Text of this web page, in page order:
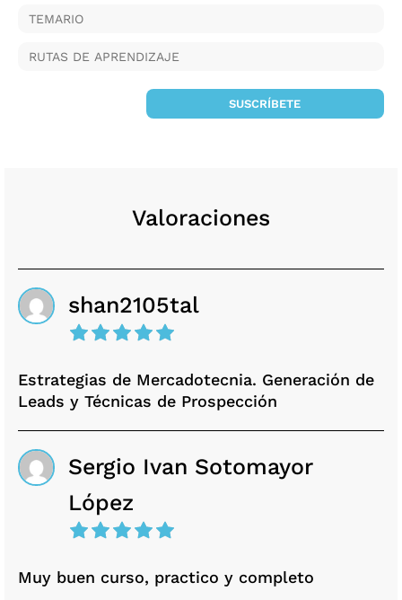
TEMARIO
RUTAS DE APRENDIZAJE
SUSCRÍBETE
Valoraciones
shan2105tal
Estrategias de Mercadotecnia. Generación de
Leads y Técnicas de Prospección
Sergio Ivan Sotomayor
López
Muy buen curso, practico y completo